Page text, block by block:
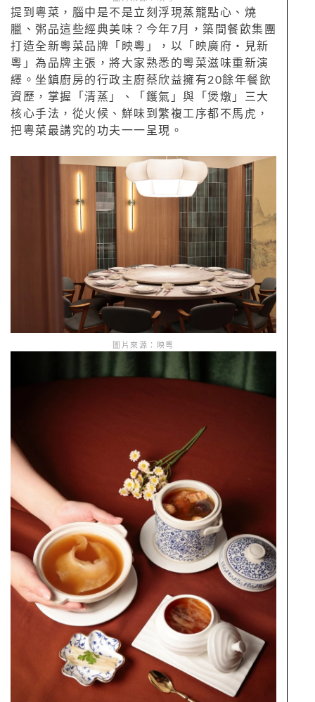
提到粵菜，腦中是不是立刻浮現蒸籠點心、燒
臘、粥品這些經典美味？今年7月，築間餐飲集團
打造全新粵菜品牌「映粵」，以「映廣府・見新
粵」為品牌主張，將大家熟悉的粵菜滋味重新演
繹。坐鎮廚房的行政主廚蔡欣益擁有20餘年餐飲
資歷，掌握「清蒸」、「鑊氣」與「煲燉」三大
核心手法，從火候、鮮味到繁複工序都不馬虎，
把粵菜最講究的功夫一一呈現。
圖片來源：映粵